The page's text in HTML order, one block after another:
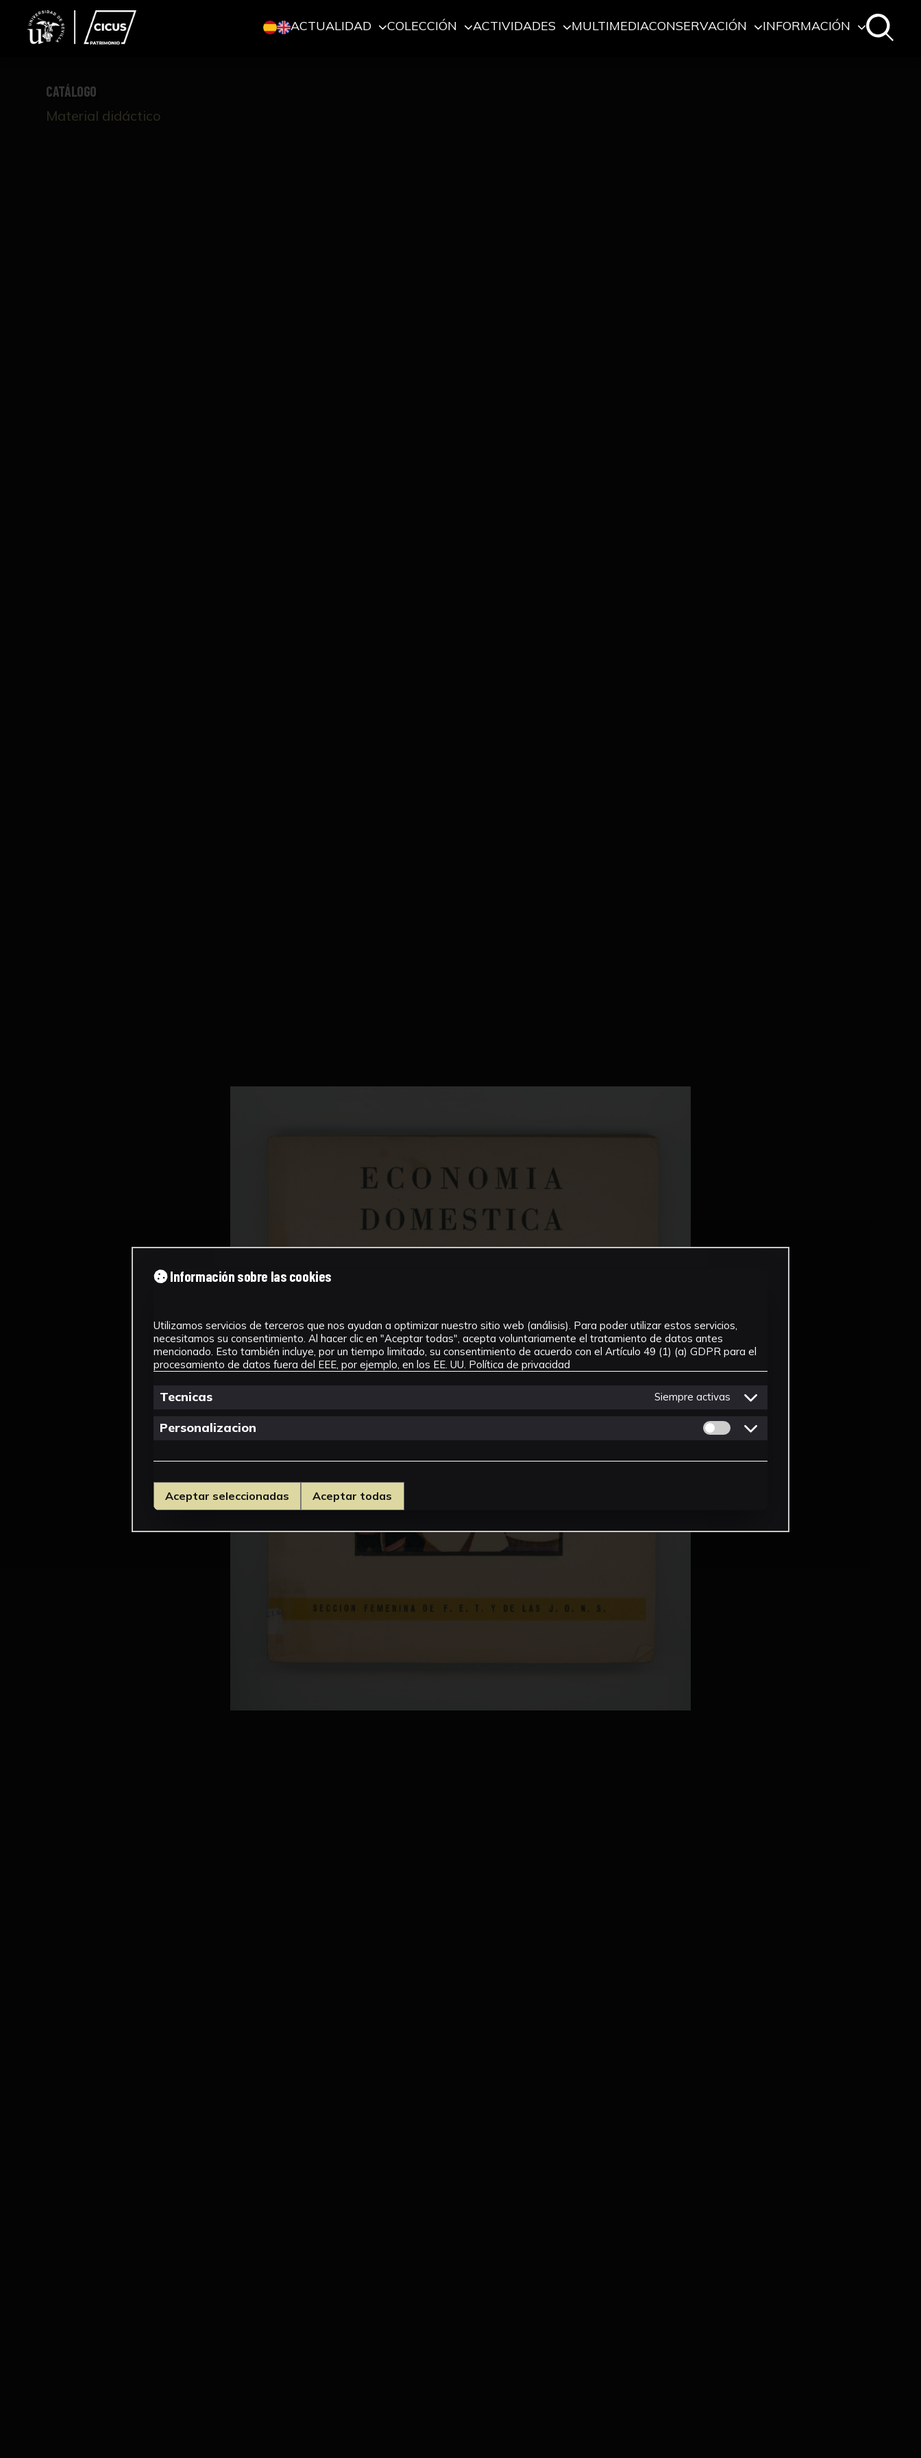
ACTUALIDAD COLECCIÓN ACTIVIDADES MULTIMEDIACONSERVACIÓN INFORMACIÓN
CATÁLOGO
Material didáctico
Información sobre las cookies
Utilizamos servicios de terceros que nos ayudan a optimizar nuestro sitio web (análisis). Para poder utilizar estos servicios,
necesitamos su consentimiento. Al hacer clic en "Aceptar todas", acepta voluntariamente el tratamiento de datos antes
mencionado. Esto también incluye, por un tiempo limitado, su consentimiento de acuerdo con el Artículo 49 (1) (a) GDPR para el
procesamiento de datos fuera del EEE, por ejemplo, en los EE. UU. Política de privacidad
Tecnicas Siempre activas
Personalizacion Permitir cookies de Personalizacion
Aceptar seleccionadas Aceptar todas